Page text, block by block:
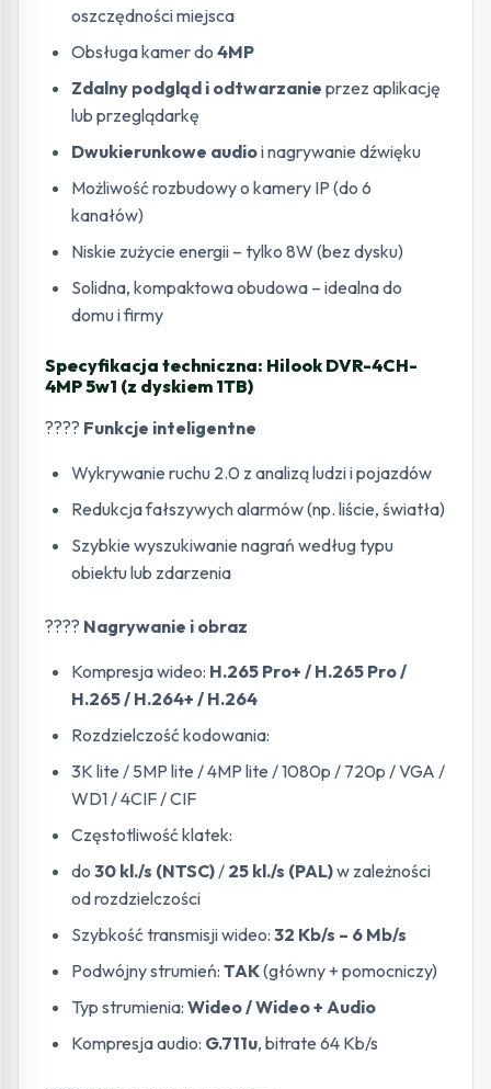
oszczędności miejsca
Obsługa kamer do 4MP
Zdalny podgląd i odtwarzanie przez aplikację
lub przeglądarkę
Dwukierunkowe audioi nagrywanie dźwięku
Możliwość rozbudowy o kamery IP (do 6
kanałów)
Niskie zużycie energii – tylko 8W (bez dysku)
Solidna, kompaktowa obudowa – idealna do
domu i firmy
Specyfikacja techniczna: Hilook DVR-4CH-
4MP 5w1 (z dyskiem 1TB)
???? Funkcje inteligentne
Wykrywanie ruchu 2.0 z analizą ludzi i pojazdów
Redukcja fałszywych alarmów (np. liście, światła)
Szybkie wyszukiwanie nagrań według typu
obiektu lub zdarzenia
???? Nagrywanie i obraz
Kompresja wideo: H.265 Pro+ / H.265 Pro /
H.265 / H.264+ / H.264
Rozdzielczość kodowania:
3K lite / 5MP lite / 4MP lite / 1080p / 720p / VGA /
WD1 / 4CIF / CIF
Częstotliwość klatek:
do 30 kl./s (NTSC) / 25 kl./s (PAL)w zależności
od rozdzielczości
Szybkość transmisji wideo: 32 Kb/s – 6 Mb/s
Podwójny strumień: TAK(główny + pomocniczy)
Typ strumienia: Wideo / Wideo + Audio
Kompresja audio: G.711u, bitrate 64 Kb/s